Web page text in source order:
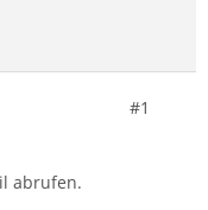
#1
abrufen.